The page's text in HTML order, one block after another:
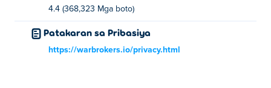
4.4 (368,323 Mga boto)
Patakaran sa Pribasiya
https://warbrokers.io/privacy.html